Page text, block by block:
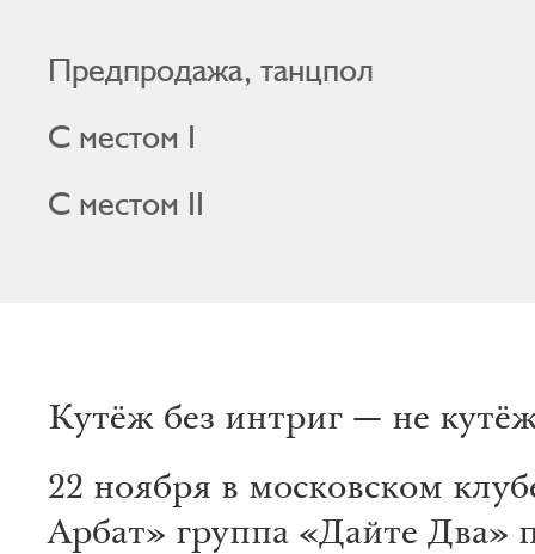
Предпродажа, танцпол
С местом I
С местом II
Кутёж без интриг — не
22 ноября в московском
Арбат» группа «Дайте Два»